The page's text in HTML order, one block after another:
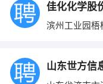
佳化化学股
滨州工业园梧